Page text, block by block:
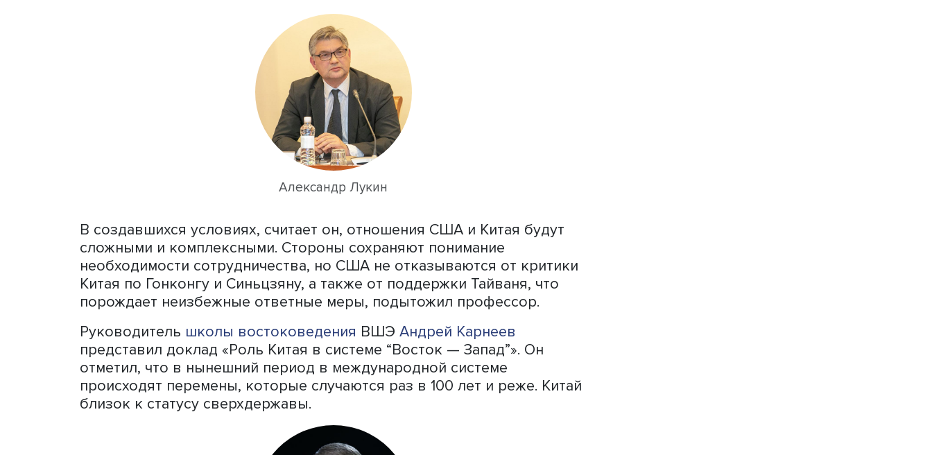
У Китая иная цель — стать к середине века ведущей
модернизированной державой мира, но под этим понимается не
гегемония, а роль одного из лидеров, который не навязывает другим
странам своей позиции. Китайская стратегия не ставит целью борьбу
с США, но вынужденно противодействует их курсу на сдерживание
Китая. Си Цзиньпин подчеркнул на Бали, что Китай не вмешивается во
внутренние дела США и ожидает от США того же. Усиление позиций
Китая происходит само собой благодаря экономическому росту,
модернизации и укреплению вооруженных сил.
большой зависимости американской экономики от китайской не
решится на жесткие меры в ущерб себе, но в Белом доме решили, что
китайское лидерство, вызванное опережающим технологическим
ростом, опаснее.